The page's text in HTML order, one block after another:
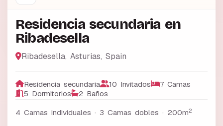
Residencia secundaria en
Ribadesella
Ribadesella, Asturias, Spain
Residencia secundaria 10 Invitados
7 Camas
5 Dormitorios
2 Baños
4 Camas individuales · 3 Camas dobles · 200m2